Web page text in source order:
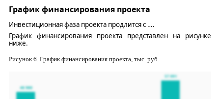
График финансирования проекта
Инвестиционная фаза проекта продлитсяс ….
График финансирования проекта представлен на рисунке
ниже.
Рисунок6. График финансирования проекта, тыс. руб.